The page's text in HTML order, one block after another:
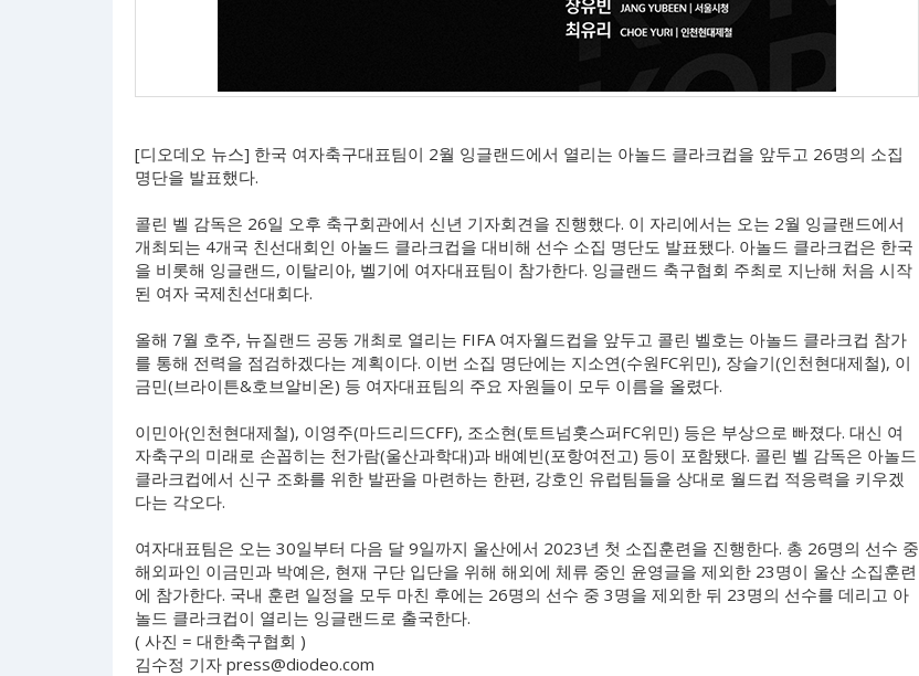
[디오데오 뉴스] 한국 여자축구대표팀이 2월 잉글랜드에서 열리는 아놀드 클라크컵을 앞두고 26명의 소집
명단을 발표했다.
콜린 벨 감독은 26일 오후 축구회관에서 신년 기자회견을 진행했다. 이 자리에서는 오는 2월 잉글랜드에서
개최되는 4개국 친선대회인 아놀드 클라크컵을 대비해 선수 소집 명단도 발표됐다. 아놀드 클라크컵은 한국
을 비롯해 잉글랜드, 이탈리아, 벨기에 여자대표팀이 참가한다. 잉글랜드 축구협회 주최로 지난해 처음 시작
된 여자 국제친선대회다.
올해 7월 호주, 뉴질랜드 공동 개최로 열리는 FIFA 여자월드컵을 앞두고 콜린 벨호는 아놀드 클라크컵 참가
를 통해 전력을 점검하겠다는 계획이다. 이번 소집 명단에는 지소연(수원FC위민), 장슬기(인천현대제철), 이
금민(브라이튼&호브알비온) 등 여자대표팀의 주요 자원들이 모두 이름을 올렸다.
이민아(인천현대제철), 이영주(마드리드CFF), 조소현(토트넘홋스퍼FC위민) 등은 부상으로 빠졌다. 대신 여
자축구의 미래로 손꼽히는 천가람(울산과학대)과 배예빈(포항여전고) 등이 포함됐다. 콜린 벨 감독은 아놀드
클라크컵에서 신구 조화를 위한 발판을 마련하는 한편, 강호인 유럽팀들을 상대로 월드컵 적응력을 키우겠
다는 각오다.
여자대표팀은 오는 30일부터 다음 달 9일까지 울산에서 2023년 첫 소집훈련을 진행한다. 총 26명의 선수 중
해외파인 이금민과 박예은, 현재 구단 입단을 위해 해외에 체류 중인 윤영글을 제외한 23명이 울산 소집훈련
에 참가한다. 국내 훈련 일정을 모두 마친 후에는 26명의 선수 중 3명을 제외한 뒤 23명의 선수를 데리고 아
놀드 클라크컵이 열리는 잉글랜드로 출국한다.
( 사진 = 대한축구협회 )
김수정 기자 press@diodeo.com